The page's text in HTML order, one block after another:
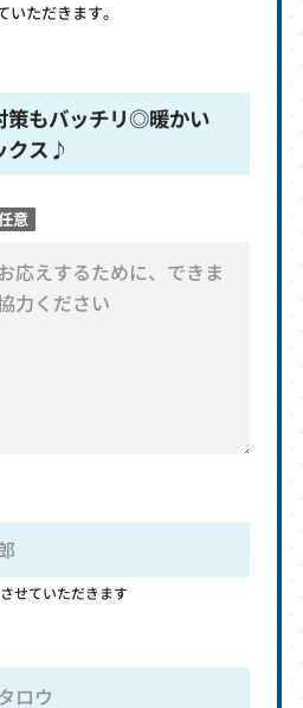
ただきます。
策もバッチリ◎暖かい
クス♪
意
せていただきます